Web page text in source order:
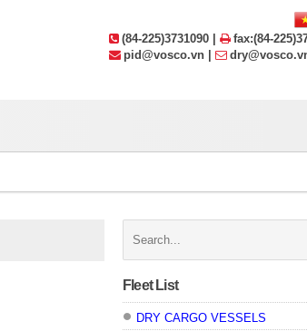
(84-225)3731090 |
fax:(84-
pid@vosco.vn |
Fleet List
DRY CARGO VESSELS